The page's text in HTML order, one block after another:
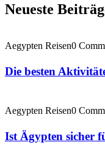
Neueste
Aegypten Reisen0
Die besten
Aegypten Reisen0
Ist Ägypten sicher